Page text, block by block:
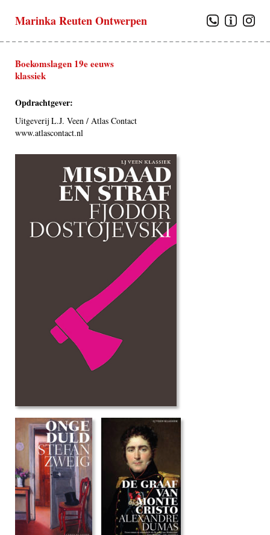
Marinka Reuten Ontwerpen
Boekomslagen 19e eeuws
klassiek
Opdrachtgever:
Uitgeverij L.J. Veen / Atlas Contact
www.atlascontact.nl